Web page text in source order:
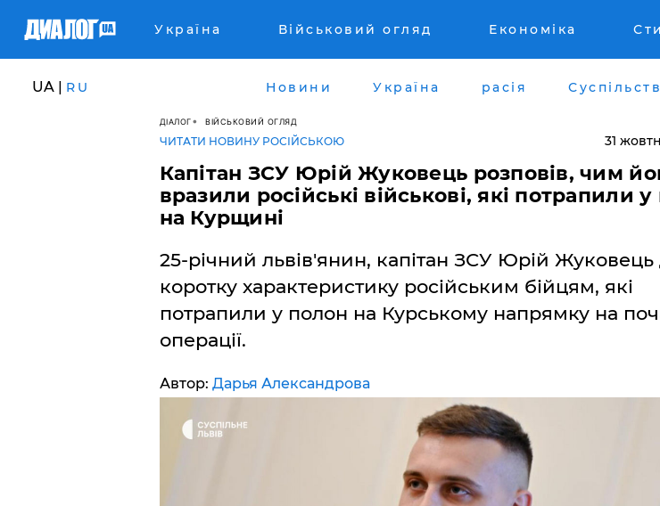
Україна Військовий огляд Економіка
UA | RU Новини Україна расія
ДІАЛОГ ВІЙСЬКОВИЙ ОГЛЯД
ЧИТАТИ НОВИНУ РОСІЙСЬКОЮ 31
Капітан ЗСУ Юрій Жуковець розповів, чим
вразили російські військові, які потрапили
на Курщині
25-річний львів'янин, капітан ЗСУ Юрій Жуковець
коротку характеристику російським бійцям, які
потрапили у полон на Курському напрямку на
операції.
Автор: Дарья Александрова